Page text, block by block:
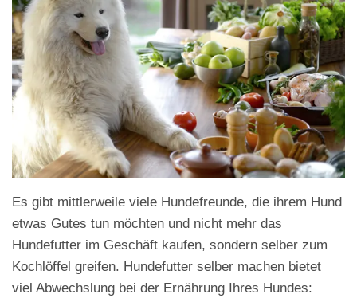
Es gibt mittlerweile viele Hundefreunde, die ihrem Hund
etwas Gutes tun möchten und nicht mehr das
Hundefutter im Geschäft kaufen, sondern selber zum
Kochlöffel greifen. Hundefutter selber machen bietet
viel Abwechslung bei der Ernährung Ihres Hundes: